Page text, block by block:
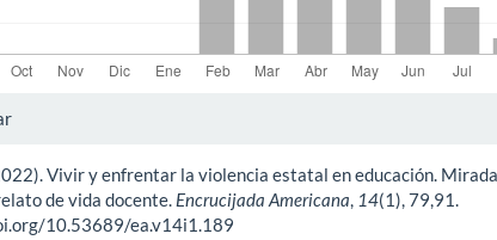
Vivir y enfrentar la violencia estatal en educación.
de vida docente. Encrucijada Americana 14(1), 79,91.
10.53689/ea.v14i1.189